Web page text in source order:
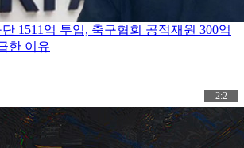
1511억 투입, 축구협회 공적재원 300억
한 이유
2:2